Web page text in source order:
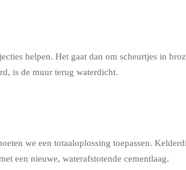
helpen. Het gaat dan om scheurtjes in
is de muur terug waterdicht.
we een totaaloplossing toepassen.
een nieuwe, waterafstotende cementlaag.